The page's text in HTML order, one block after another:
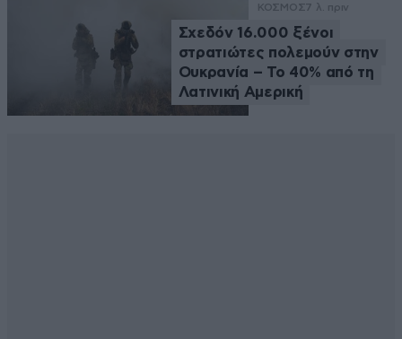
ΚΟΣΜΟΣ7 λ. πριν
Σχεδόν 16.000 ξένοι
στρατιώτες πολεμούν στην
Ουκρανία – Το 40% από τη
Λατινική Αμερική